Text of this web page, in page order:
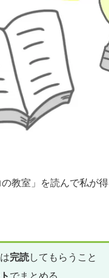
の教室」を読んで私が
完読してもらうこと
でまとめる